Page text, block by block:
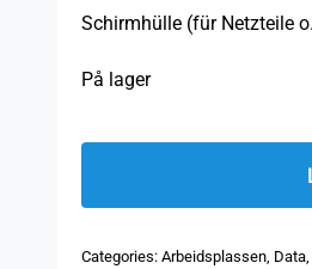
Schirmhülle (für Netzteile
På lager
Categories: Arbeidsplassen Data